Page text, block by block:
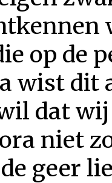
op de
wist dit
dat
niet
geer